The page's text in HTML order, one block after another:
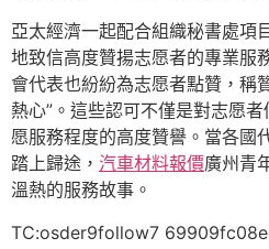
亞太經濟一起配合組織秘書處
地致信高度贊揚志愿者的專業服
會代表也紛紛為志愿者點贊，稱
熱心”。這些認可不僅是對志愿
愿服務程度的高度贊譽。當各國
踏上歸途， 汽車材料報價廣州青
溫熱的服務故事。
TC:osder9follow7